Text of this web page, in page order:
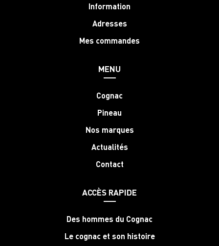
Information
Adresses
Mes commandes
MENU
Cognac
Pineau
Nos marques
Actualités
Contact
ACCÈS RAPIDE
Des hommes du Cognac
Le cognac et son histoire